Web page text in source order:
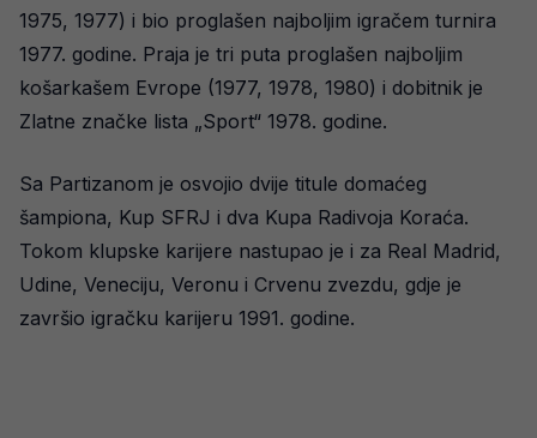
1975, 1977) i bio proglašen najboljim igračem turnira
1977. godine. Praja je tri puta proglašen najboljim
košarkašem Evrope (1977, 1978, 1980) i dobitnik je
Zlatne značke lista „Sport“ 1978. godine.
Sa Partizanom je osvojio dvije titule domaćeg
šampiona, Kup SFRJ i dva Kupa Radivoja Koraća.
Tokom klupske karijere nastupao je i za Real Madrid,
Udine, Veneciju, Veronu i Crvenu zvezdu, gdje je
završio igračku karijeru 1991. godine.